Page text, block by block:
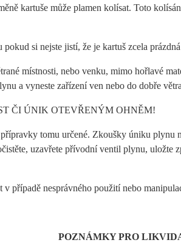
kartuše může plamen kolísat. Toto
si nejste jistí, že je kartuš zcela
místnosti, nebo venku, mimo hořlavé
a vyneste zařízení ven nebo do dobře
ČI ÚNIK OTEVŘENÝM OHNĚM!
tomu určené. Zkoušky úniku plynu
uzavřete přívodní ventil plynu, uložte
případě nesprávného použití nebo
POZNÁMKY PRO